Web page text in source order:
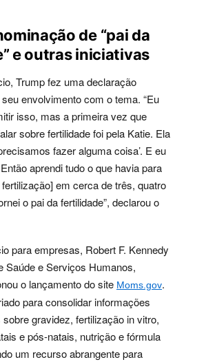
de “pai da
e outras iniciativas
Trump fez uma declaração
envolvimento com o tema. “Eu
isso, mas a primeira vez que
sobre fertilidade foi pela Katie. Ela
fazer alguma coisa’. E eu
aprendi tudo o que havia para
em cerca de três, quatro
o pai da fertilidade”, declarou o
para empresas, Robert F. Kennedy
Saúde e Serviços Humanos,
o lançamento do site Moms.gov.
para consolidar informações
gravidez, fertilização in vitro,
e pós-natais, nutrição e fórmula
um recurso abrangente para